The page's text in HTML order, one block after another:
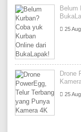
Belum
25
Drone
25